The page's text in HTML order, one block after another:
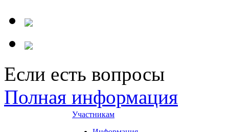
Если есть вопросы
Полная информация
Участникам